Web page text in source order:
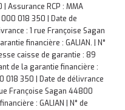
Assurance RCP : MMA
018 350 | Date de
: 1 rue Françoise Sagan
financière : GALIAN. | N°
caisse de garantie : 89
de la garantie financière :
018 350 | Date de délivrance
Françoise Sagan 44800
: GALIAN | N° de